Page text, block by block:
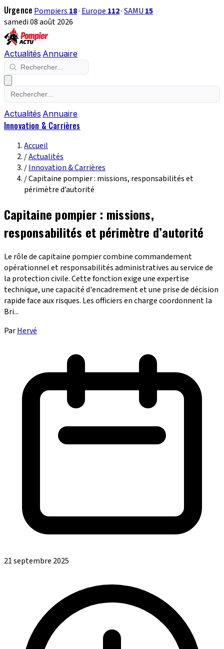
Urgence Pompiers 18· Europe 112·SAMU 15
samedi 08 août 2026
Actualités Annuaire
Actualités Annuaire
Innovation & Carrières
Accueil
/Actualités
/Innovation & Carrières
/Capitaine pompier : missions, responsabilités et
périmètre d’autorité
Capitaine pompier : missions,
responsabilités et périmètre d’autorité
Le rôle de capitaine pompier combine commandement
opérationnel et responsabilités administratives au service de
la protection civile. Cette fonction exige une expertise
technique, une capacité d'encadrement et une prise de décision
rapide face aux risques. Les officiers en charge coordonnent la
Bri...
ParHervé
21 septembre 2025